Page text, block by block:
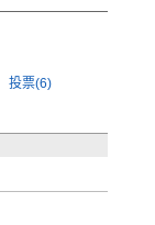
投票(6)